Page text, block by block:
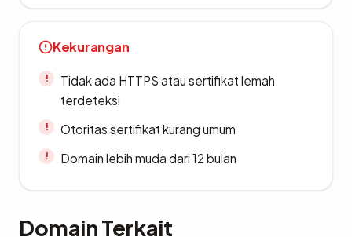
Kekurangan
Tidak ada HTTPS atau sertifikat lemah
terdeteksi
Otoritas sertifikat kurang umum
Domain lebih muda dari 12 bulan
Domain Terkait